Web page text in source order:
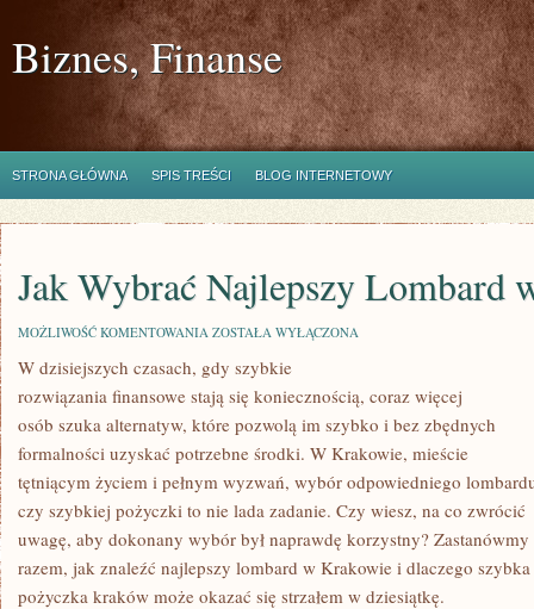
Biznes, Finanse
STRONA GŁÓWNA SPIS TREŚCI BLOG INTERNETOWY
Jak Wybrać Najlepszy Lombard
MOŻLIWOŚĆ KOMENTOWANIA JAK
NAJLEPSZY
LOMBARD
W
KRAKOWIE?
ZOSTAŁA WYŁĄCZONA
W dzisiejszych czasach, gdy szybkie
rozwiązania finansowe stają się koniecznością, coraz więcej
osób szuka alternatyw, które pozwolą im szybko i bez zbędnych
formalności uzyskać potrzebne środki. W Krakowie, mieście
tętniącym życiem i pełnym wyzwań, wybór odpowiedniego
czy szybkiej pożyczki to nie lada zadanie. Czy wiesz, na co zwrócić
uwagę, aby dokonany wybór był naprawdę korzystny? Zastanówmy
razem, jak znaleźć najlepszy lombard w Krakowie i dlaczego szybka
pożyczka kraków może okazać się strzałem w dziesiątkę.